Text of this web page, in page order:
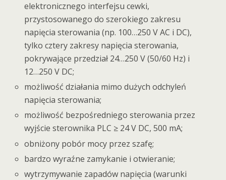
elektronicznego interfejsu cewki,
przystosowanego do szerokiego zakresu
napięcia sterowania (np. 100…250 V AC i DC),
tylko cztery zakresy napięcia sterowania,
pokrywające przedział 24…250 V (50/60 Hz) i
12…250 V DC;
możliwość działania mimo dużych odchyleń
napięcia sterowania;
możliwość bezpośredniego sterowania przez
wyjście sterownika PLC ≥ 24 V DC, 500 mA;
obniżony pobór mocy przez szafę;
bardzo wyraźne zamykanie i otwieranie;
wytrzymywanie zapadów napięcia (warunki